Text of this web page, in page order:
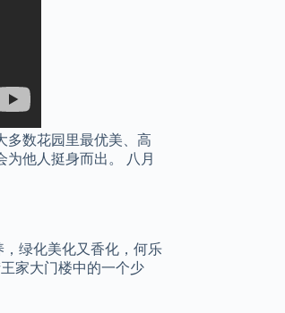
多数花园里最优美、高
他人挺身而出。 八月
绿化美化又香化，何乐
家大门楼中的一个少